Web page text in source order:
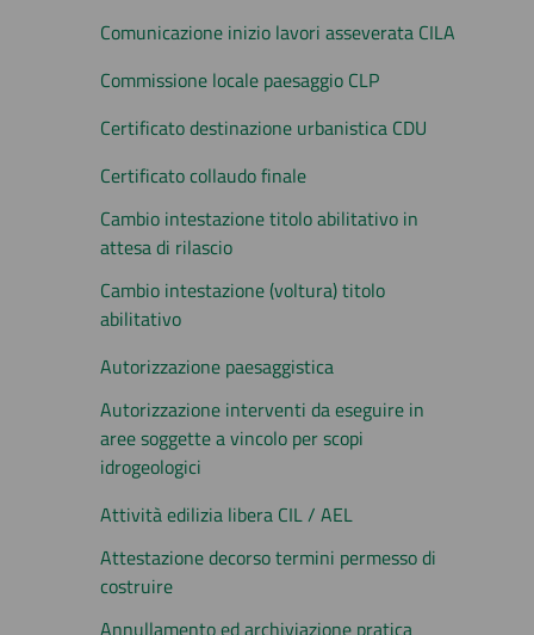
Comunicazione inizio lavori asseverata CILA
Commissione locale paesaggio CLP
Certificato destinazione urbanistica CDU
Certificato collaudo finale
Cambio intestazione titolo abilitativo in
attesa di rilascio
Cambio intestazione (voltura) titolo
abilitativo
Autorizzazione paesaggistica
Autorizzazione interventi da eseguire in
aree soggette a vincolo per scopi
idrogeologici
Attività edilizia libera CIL / AEL
Attestazione decorso termini permesso di
costruire
Annullamento ed archiviazione pratica